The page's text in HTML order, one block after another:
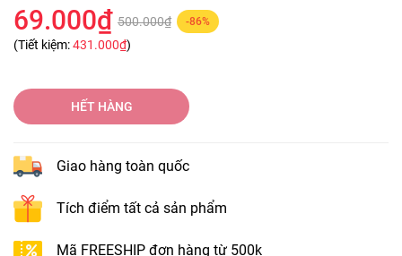
69.000₫ 500.000₫ -86%
(Tiết kiệm:431.000₫)
HẾT HÀNG
Giao hàng toàn quốc
Tích điểm tất cả sản phẩm
Mã FREESHIP đơn hàng từ 500k